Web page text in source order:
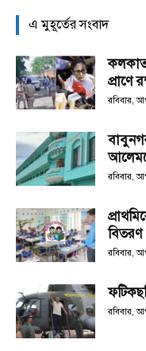
এ মুহূর্তের সংবাদ
প্রাণে
রবিবার,
রবিবার,
রবিবার,
রবিবার,